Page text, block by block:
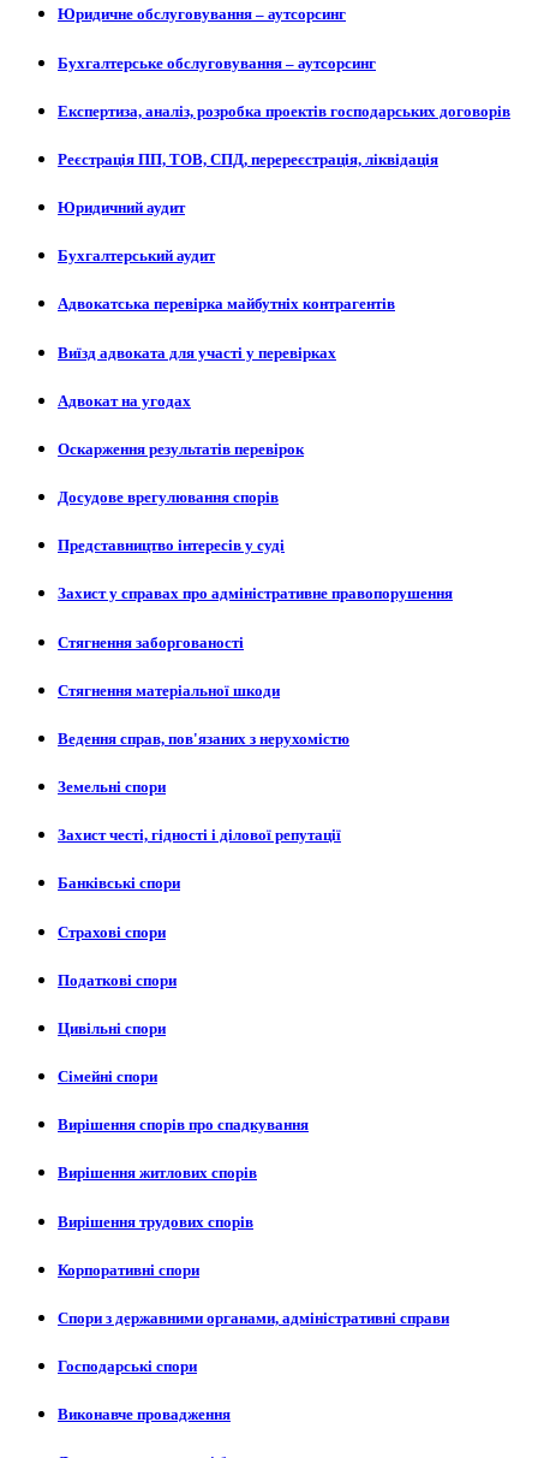
Юридичне обслуговування – аутсорсинг
Бухгалтерське обслуговування – аутсорсинг
Експертиза, аналіз, розробка проектів господарських договорів
Реєстрація ПП, ТОВ, СПД, перереєстрація, ліквідація
Юридичний аудит
Бухгалтерський аудит
Адвокатська перевірка майбутніх контрагентів
Виїзд адвоката для участі у перевірках
Адвокат на угодах
Оскарження результатів перевірок
Досудове врегулювання спорів
Представництво інтересів у суді
Захист у справах про адміністративне правопорушення
Стягнення заборгованості
Стягнення матеріальної шкоди
Ведення справ, пов'язаних з нерухомістю
Земельні спори
Захист честі, гідності і ділової репутації
Банківські спори
Страхові спори
Податкові спори
Цивільні спори
Сімейні спори
Вирішення спорів про спадкування
Вирішення житлових спорів
Вирішення трудових спорів
Корпоративні спори
Спори з державними органами, адміністративні справи
Господарські спори
Виконавче провадження